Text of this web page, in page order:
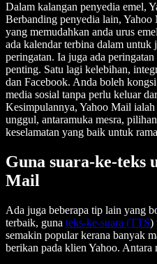
Dalam kalangan penyedia emel,
Berbanding penyedia lain,
yang memudahkan anda urus
ada kalendar terbina dalam untuk
peringatan. Ia juga ada
penting. Satu lagi kelebihan,
dan Facebook. Anda boleh
media sosial tanpa perlu keluar
Kesimpulannya, Yahoo Mail
unggul, antaramuka mesra,
keselamatan yang baik untuk
Guna suara-ke-teks
Mail
Ada juga beberapa tip lain yang
terbaik, guna teks-ke-suara (TTS)
semakin popular kerana banyak
berikan pada klien Yahoo. Antara